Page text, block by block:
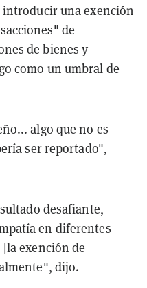
una exención
de
de bienes y
como un umbral de
algo que no es
ser reportado",
desafiante,
en diferentes
exención de
dijo.